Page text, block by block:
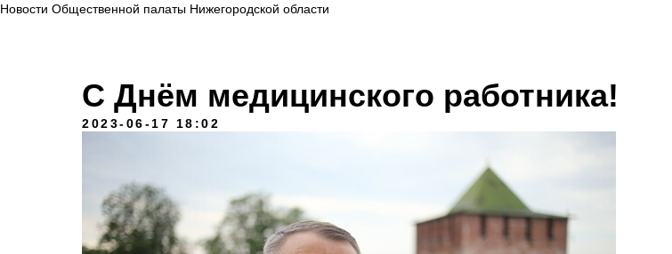
Новости Общественной палаты Нижегородской области
С Днём медицинского работника!
2023-06-17 18:02